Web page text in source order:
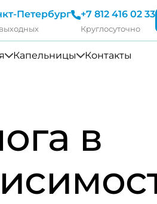
Петербург +7 812 416 02 33
Круглосуточно
Капельницы Контакты
в